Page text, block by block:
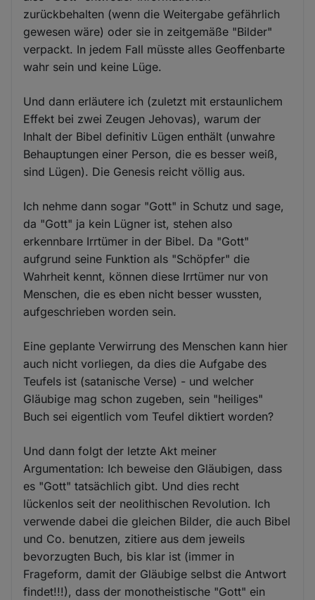
zurückbehalten (wenn die Weitergabe gefährlich
gewesen wäre) oder sie in zeitgemäße "Bilder"
verpackt. In jedem Fall müsste alles Geoffenbarte
wahr sein und keine Lüge.
Und dann erläutere ich (zuletzt mit erstaunlichem
Effekt bei zwei Zeugen Jehovas), warum der
Inhalt der Bibel definitiv Lügen enthält (unwahre
Behauptungen einer Person, die es besser weiß,
sind Lügen). Die Genesis reicht völlig aus.
Ich nehme dann sogar "Gott" in Schutz und sage,
da "Gott" ja kein Lügner ist, stehen also
erkennbare Irrtümer in der Bibel. Da "Gott"
aufgrund seine Funktion als "Schöpfer" die
Wahrheit kennt, können diese Irrtümer nur von
Menschen, die es eben nicht besser wussten,
aufgeschrieben worden sein.
Eine geplante Verwirrung des Menschen kann hier
auch nicht vorliegen, da dies die Aufgabe des
Teufels ist (satanische Verse) - und welcher
Gläubige mag schon zugeben, sein "heiliges"
Buch sei eigentlich vom Teufel diktiert worden?
Und dann folgt der letzte Akt meiner
Argumentation: Ich beweise den Gläubigen, dass
es "Gott" tatsächlich gibt. Und dies recht
lückenlos seit der neolithischen Revolution. Ich
verwende dabei die gleichen Bilder, die auch Bibel
und Co. benutzen, zitiere aus dem jeweils
bevorzugten Buch, bis klar ist (immer in
Frageform, damit der Gläubige selbst die Antwort
findet!!!), dass der monotheistische "Gott" ein